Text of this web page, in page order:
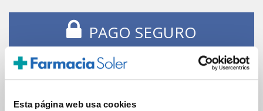
Esta página web usa cookies
PAGO SEGURO
Tarjeta de crédito/débito